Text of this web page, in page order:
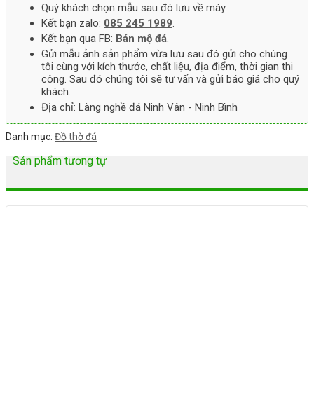
Quý khách chọn mẫu sau đó lưu về máy
Kết bạn zalo: 085 245 1989.
Kết bạn qua FB: Bán mộ đá.
Gửi mẫu ảnh sản phẩm vừa lưu sau đó gửi cho chúng
tôi cùng với kích thước, chất liệu, địa điểm, thời gian thi
công. Sau đó chúng tôi sẽ tư vấn và gửi báo giá cho quý
khách.
Địa chỉ: Làng nghề đá Ninh Vân - Ninh Bình
Danh mục: Đồ thờ đá
Sản phẩm tương tự